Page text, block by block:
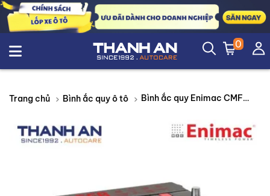
0
Trang chủ Bình ắc quy ô tô Bình ắc quy Enimac CMF 75D23L 12V 65AH